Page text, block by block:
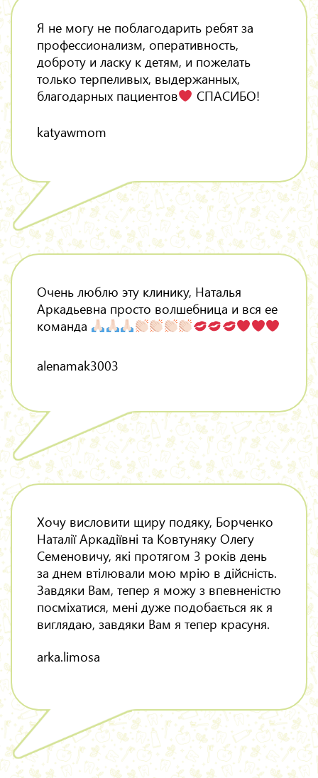
Я не могу не поблагодарить ребят за
профессионализм, оперативность,
доброту и ласку к детям, и пожелать
только терпеливых, выдержанных,
благодарных пациентов
СПАСИБО!
katyawmom
Очень люблю эту клинику, Наталья
Аркадьевна просто волшебница и вся ее
команда
alenamak3003
Хочу висловити щиру подяку, Борченко
Наталії Аркадіївні та Ковтуняку Олегу
Семеновичу, які протягом 3 років день
за днем втілювали мою мрію в дійсність.
Завдяки Вам, тепер я можу з впевненістю
посміхатися, мені дуже подобається як я
виглядаю, завдяки Вам я тепер красуня.
arka.limosa